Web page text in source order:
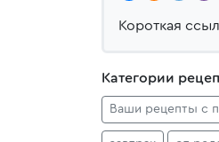
Короткая
Категории
Ваши рецепты с